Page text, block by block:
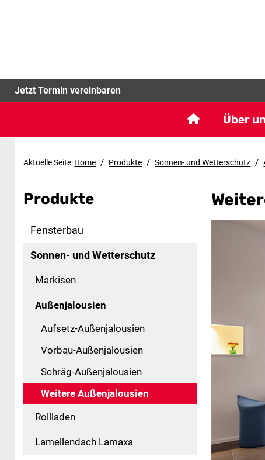
Jetzt Termin vereinbaren
Über
Aktuelle Seite:Home / Produkte / Sonnen- und Wetterschutz /
Produkte
Fensterbau
Sonnen- und Wetterschutz
Markisen
Außenjalousien
Aufsetz-Außenjalousien
Vorbau-Außenjalousien
Schräg-Außenjalousien
Weitere Außenjalousien
Rollladen
Lamellendach Lamaxa